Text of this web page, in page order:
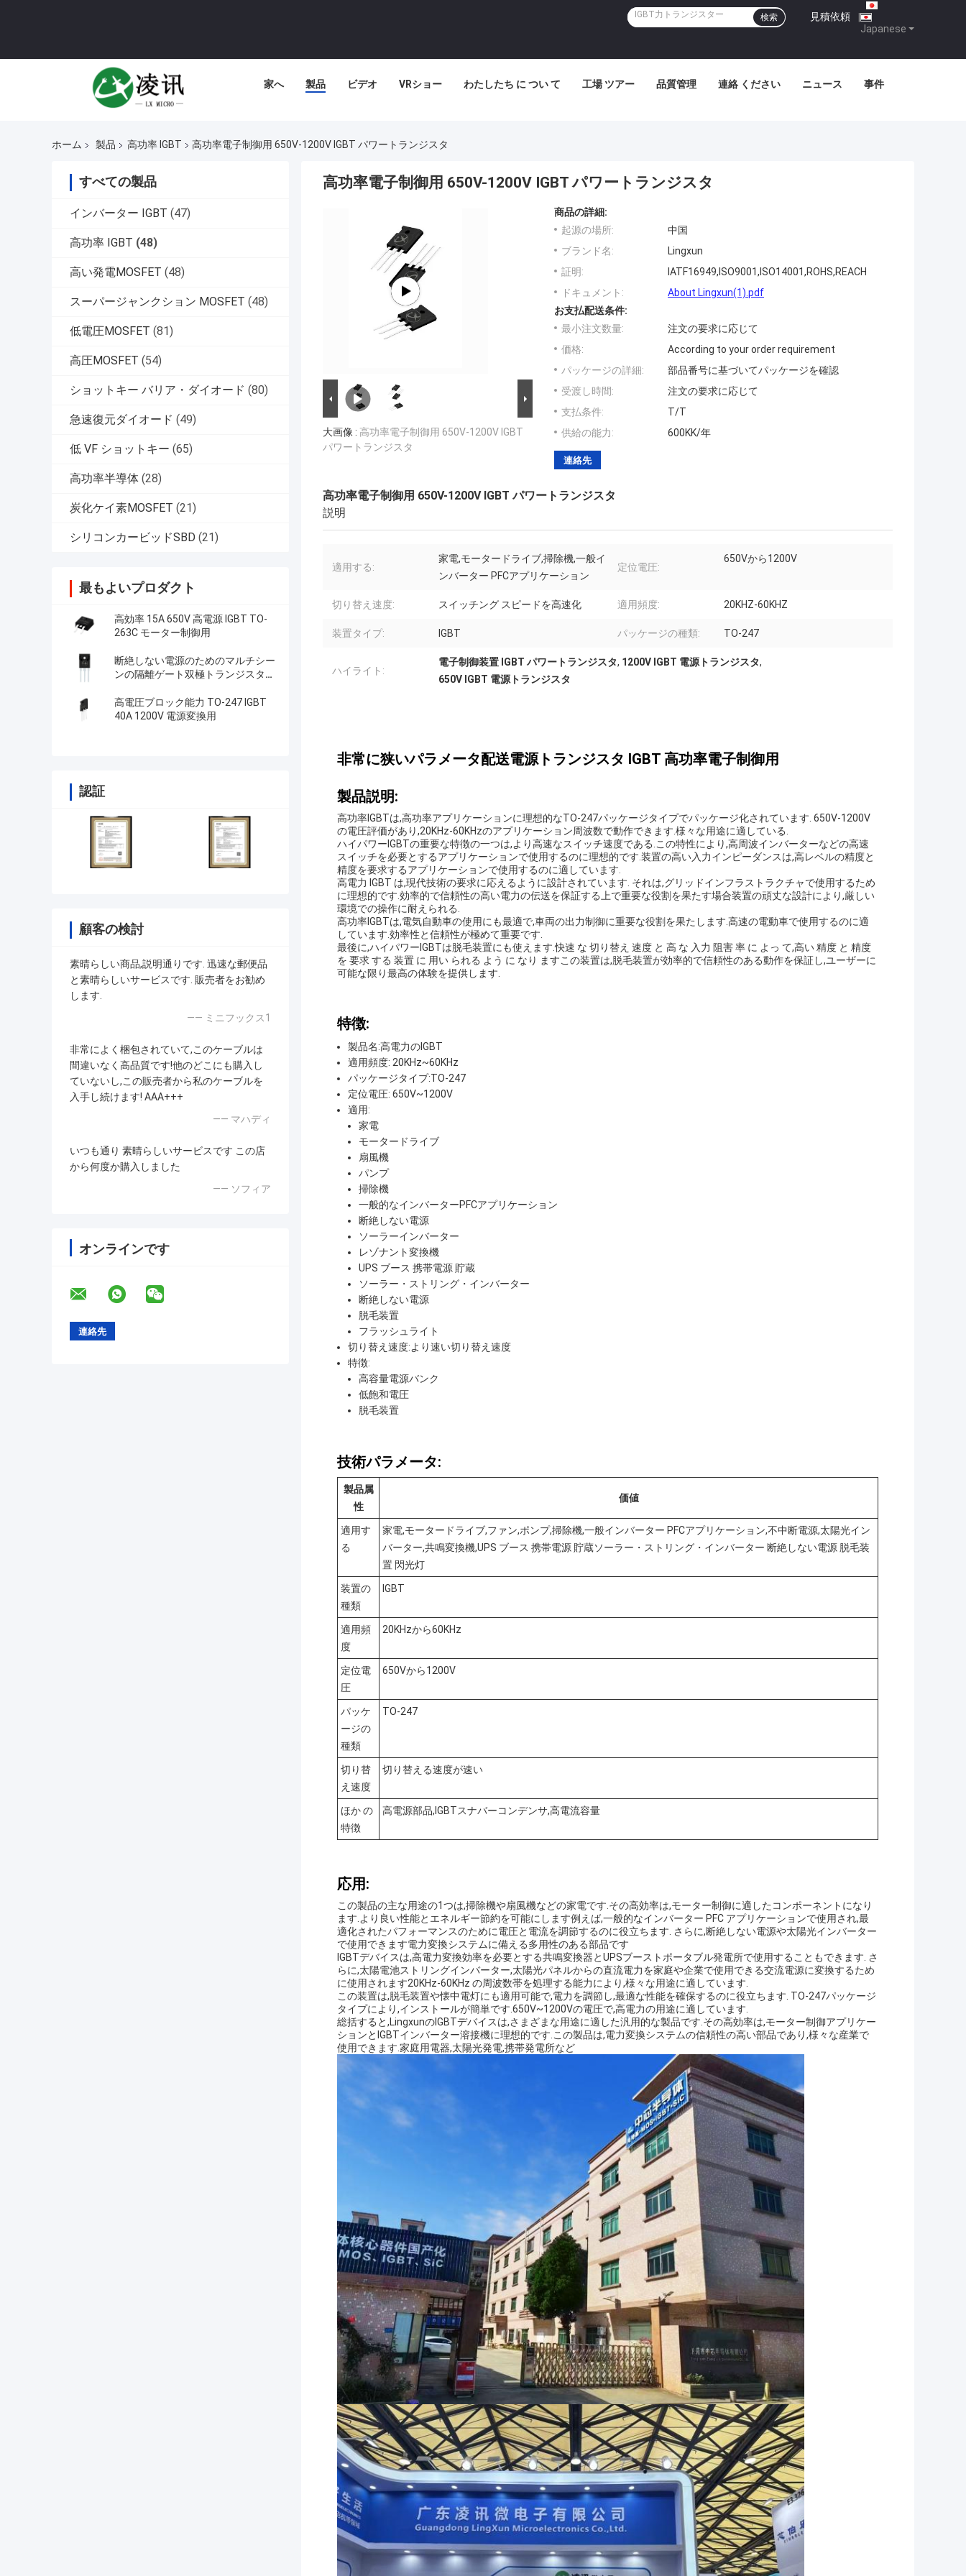
Japanese
見積依頼 |
検索
家へ 製品 ビデオ VRショー わたしたち に つい て 工場 ツアー 品質管理 連絡 ください ニュース 事件
ホーム 製品 高功率 IGBT 高功率電子制御用 650V-1200V IGBT パワートランジスタ
すべての製品
インバーター IGBT (47)
高功率 IGBT (48)
高い発電MOSFET (48)
スーパージャンクション MOSFET (48)
低電圧MOSFET (81)
高圧MOSFET (54)
ショットキー バリア・ダイオード (80)
急速復元ダイオード (49)
低 VF ショットキー (65)
高功率半導体 (28)
炭化ケイ素MOSFET (21)
シリコンカービッドSBD (21)
最もよいプロダクト
高効率 15A 650V 高電源 IGBT TO-
263C モーター制御用
断絶しない電源のためのマルチシー
ンの隔離ゲート双極トランジスタイ
高電圧ブロック能力 TO-247 IGBT
40A 1200V 電源変換用
認証
顧客の検討
素晴らしい商品,説明通りです. 迅速な郵便品
と素晴らしいサービスです. 販売者をお勧め
します.
—— ミニフックス1
非常によく梱包されていて,このケーブルは
間違いなく高品質です!他のどこにも購入し
ていないし,この販売者から私のケーブルを
入手し続けます! AAA+++
—— マハディ
いつも通り 素晴らしいサービスです この店
から何度か購入しました
—— ソフィア
オンラインです
高功率電子制御用 650V-1200V IGBT パワートランジスタ
大画像 : 高功率電子制御用 650V-1200V IGBT
パワートランジスタ
商品の詳細:
起源の場所:
中国
ブランド名:
Lingxun
証明:
IATF16949,ISO9001,ISO14001,ROHS,REACH
ドキュメント:
About Lingxun(1).pdf
お支払配送条件:
最小注文数量:
注文の要求に応じて
価格:
According to your order requirement
パッケージの詳細:
部品番号に基づいてパッケージを確認
受渡し時間:
注文の要求に応じて
支払条件:
T/T
供給の能力:
600KK/年
連絡先
高功率電子制御用 650V-1200V IGBT パワートランジスタ
説明
適用する:
家電,モータードライブ,掃除機,一般イ
ンバーター PFCアプリケーション
定位電圧:
650Vから1200V
切り替え速度: スイッチング スピードを高速化 適用頻度: 20KHZ-60KHZ
装置タイプ: IGBT パッケージの種類: TO-247
ハイライト:
電子制御装置 IGBT パワートランジスタ, 1200V IGBT 電源トランジスタ,
650V IGBT 電源トランジスタ
非常に狭いパラメータ配送電源トランジスタ IGBT 高功率電子制御用
製品説明:
高功率IGBTは,高功率アプリケーションに理想的なTO-247パッケージタイプでパッケージ化されています. 650V-1200V
の電圧評価があり,20KHz-60KHzのアプリケーション周波数で動作できます.様々な用途に適している.
ハイパワーIGBTの重要な特徴の一つは,より高速なスイッチ速度である.この特性により,高周波インバーターなどの高速
スイッチを必要とするアプリケーションで使用するのに理想的です.装置の高い入力インピーダンスは,高レベルの精度と
精度を要求するアプリケーションで使用するのに適しています.
高電力 IGBT は,現代技術の要求に応えるように設計されています. それは,グリッドインフラストラクチャで使用するため
に理想的です.効率的で信頼性の高い電力の伝送を保証する上で重要な役割を果たす場合装置の頑丈な設計により,厳しい
環境での操作に耐えられる.
高功率IGBTは,電気自動車の使用にも最適で,車両の出力制御に重要な役割を果たします.高速の電動車で使用するのに適
しています.効率性と信頼性が極めて重要です.
最後に,ハイパワーIGBTは脱毛装置にも使えます.快速 な 切り替え 速度 と 高 な 入力 阻害 率 に よっ て,高い 精度 と 精度
を 要求 する 装置 に 用い られる よう に なり ますこの装置は,脱毛装置が効率的で信頼性のある動作を保証し,ユーザーに
可能な限り最高の体験を提供します.
特徴:
製品名:高電力のIGBT
適用頻度: 20KHz~60KHz
パッケージタイプ:TO-247
定位電圧: 650V~1200V
適用:
家電
モータードライブ
扇風機
パンプ
掃除機
一般的なインバーターPFCアプリケーション
断絶しない電源
ソーラーインバーター
レゾナント変換機
UPS ブース 携帯電源 貯蔵
ソーラー・ストリング・インバーター
断絶しない電源
脱毛装置
フラッシュライト
切り替え速度:より速い切り替え速度
特徴:
高容量電源バンク
低飽和電圧
脱毛装置
技術パラメータ:
製品属
性
価値
適用す
る
家電,モータードライブ,ファン,ポンプ,掃除機,一般インバーター PFCアプリケーション,不中断電源,太陽光イン
バーター,共鳴変換機,UPS ブース 携帯電源 貯蔵ソーラー・ストリング・インバーター 断絶しない電源 脱毛装
置 閃光灯
装置の
種類
IGBT
適用頻
度
20KHzから60KHz
定位電
圧
650Vから1200V
パッケ
ージの
種類
TO-247
切り替
え速度
切り替える速度が速い
ほか の
特徴
高電源部品,IGBTスナバーコンデンサ,高電流容量
応用:
この製品の主な用途の1つは,掃除機や扇風機などの家電です.その高効率は,モーター制御に適したコンポーネントになり
ます.より良い性能とエネルギー節約を可能にします例えば,一般的なインバーター PFC アプリケーションで使用され,最
適化されたパフォーマンスのために電圧と電流を調節するのに役立ちます. さらに,断絶しない電源や太陽光インバーター
で使用できます電力変換システムに備える多用性のある部品です
IGBTデバイスは,高電力変換効率を必要とする共鳴変換器とUPSブーストポータブル発電所で使用することもできます. さ
らに,太陽電池ストリングインバーター,太陽光パネルからの直流電力を家庭や企業で使用できる交流電源に変換するため
に使用されます20KHz-60KHz の周波数帯を処理する能力により,様々な用途に適しています.
この装置は,脱毛装置や懐中電灯にも適用可能で,電力を調節し,最適な性能を確保するのに役立ちます. TO-247パッケージ
タイプにより,インストールが簡単です.650V~1200Vの電圧で,高電力の用途に適しています.
総括すると,LingxunのIGBTデバイスは,さまざまな用途に適した汎用的な製品です.その高効率は,モーター制御アプリケー
ションとIGBTインバーター溶接機に理想的です.この製品は,電力変換システムの信頼性の高い部品であり,様々な産業で
使用できます.家庭用電器,太陽光発電,携帯発電所など